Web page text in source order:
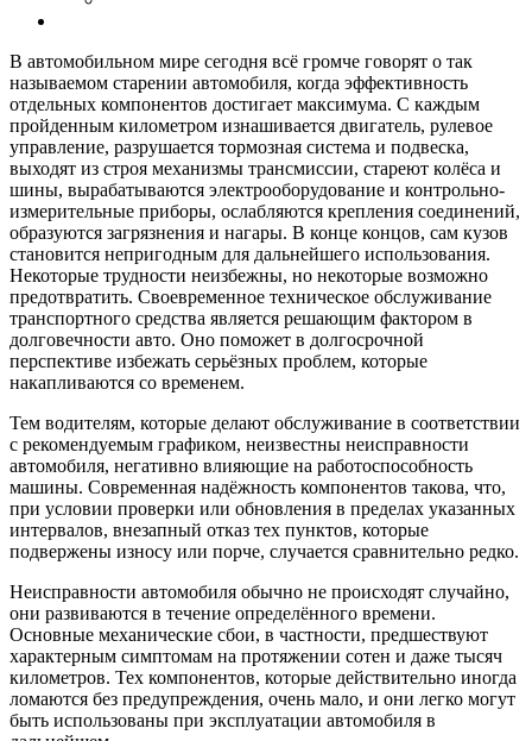
В автомобильном мире сегодня всё громче говорят о так
называемом старении автомобиля, когда эффективность
отдельных компонентов достигает максимума. С каждым
пройденным километром изнашивается двигатель, рулевое
управление, разрушается тормозная система и подвеска,
выходят из строя механизмы трансмиссии, стареют колёса и
шины, вырабатываются электрооборудование и контрольно-
измерительные приборы, ослабляются крепления соединений,
образуются загрязнения и нагары. В конце концов, сам кузов
становится непригодным для дальнейшего использования.
Некоторые трудности неизбежны, но некоторые возможно
предотвратить. Своевременное техническое обслуживание
транспортного средства является решающим фактором в
долговечности авто. Оно поможет в долгосрочной
перспективе избежать серьёзных проблем, которые
накапливаются со временем.
Тем водителям, которые делают обслуживание в соответствии
с рекомендуемым графиком, неизвестны неисправности
автомобиля, негативно влияющие на работоспособность
машины. Современная надёжность компонентов такова, что,
при условии проверки или обновления в пределах указанных
интервалов, внезапный отказ тех пунктов, которые
подвержены износу или порче, случается сравнительно редко.
Неисправности автомобиля обычно не происходят случайно,
они развиваются в течение определённого времени.
Основные механические сбои, в частности, предшествуют
характерным симптомам на протяжении сотен и даже тысяч
километров. Тех компонентов, которые действительно иногда
ломаются без предупреждения, очень мало, и они легко могут
быть использованы при эксплуатации автомобиля в